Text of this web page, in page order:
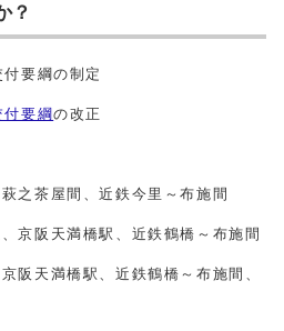
？
要綱の制定
付要綱の改正
之茶屋間、近鉄今里～布施間
京阪天満橋駅、近鉄鶴橋～布施間
阪天満橋駅、近鉄鶴橋～布施間、